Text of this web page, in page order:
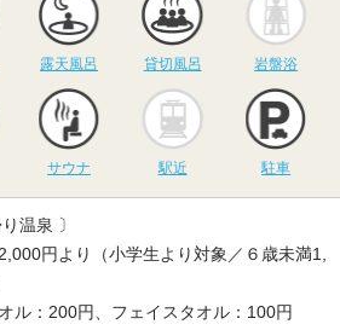
露天風呂 貸切風呂 岩盤浴
サウナ
サウナ 駅近 駐車
温泉 〕
円より（小学生より対象／６歳未満1,
ル：200円、フェイスタオル：100円